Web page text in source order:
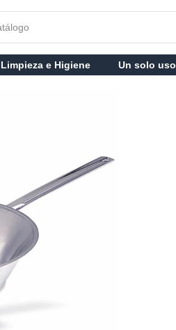
Limpieza e Higiene Un solo uso